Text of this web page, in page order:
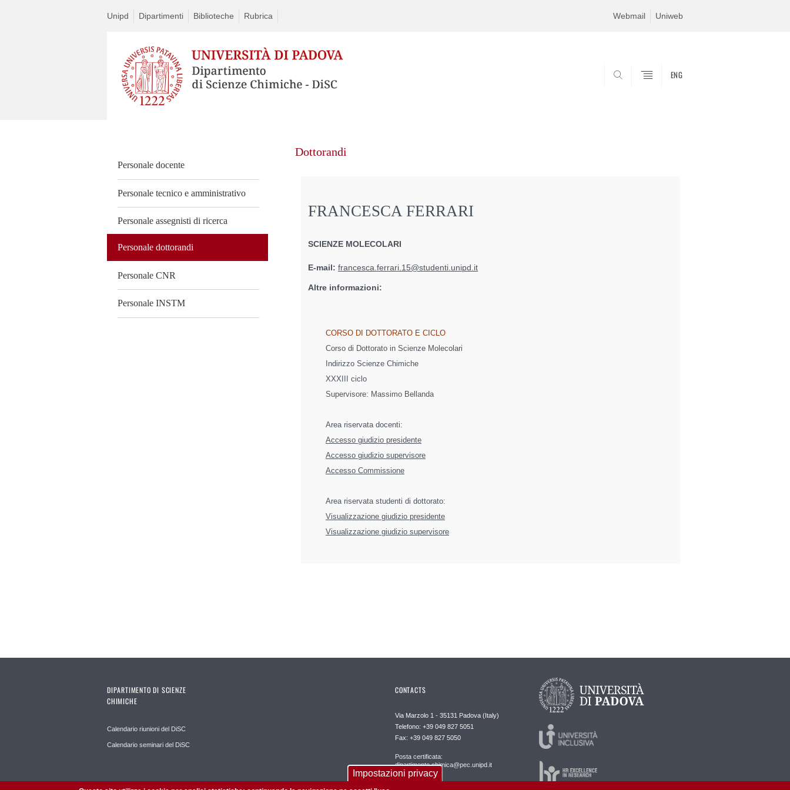
Unipd Dipartimenti Biblioteche Rubrica Webmail Uniweb
ENG
Personale docente
Personale tecnico e amministrativo
Personale assegnisti di ricerca
Personale dottorandi
Personale CNR
Personale INSTM
Dottorandi
FRANCESCA FERRARI
SCIENZE MOLECOLARI
E-mail: francesca.ferrari.15@studenti.unipd.it
Altre informazioni:
CORSO DI DOTTORATO E CICLO
Corso di Dottorato in Scienze Molecolari
Indirizzo Scienze Chimiche
XXXIII ciclo
Supervisore: Massimo Bellanda
Area riservata docenti:
Accesso giudizio presidente
Accesso giudizio supervisore
Accesso Commissione
Area riservata studenti di dottorato:
Visualizzazione giudizio presidente
Visualizzazione giudizio supervisore
DIPARTIMENTO DI SCIENZE
CHIMICHE
Calendario riunioni del DiSC
Calendario seminari del DiSC
CONTACTS
Via Marzolo 1 - 35131 Padova (Italy)
Telefono: +39 049 827 5051
Fax: +39 049 827 5050
Posta certificata:
dipartimento.chimica@pec.unipd.it
Impostazioni privacy